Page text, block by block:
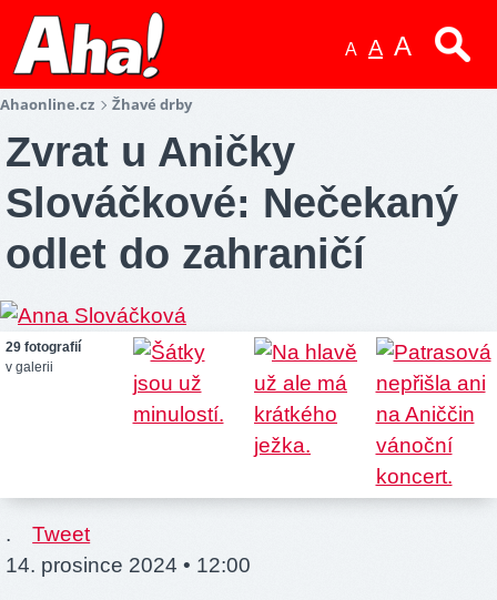
A A A
Ahaonline.cz Žhavé drby
Zvrat u Aničky
Slováčkové: Nečekaný
odlet do zahraničí
29 fotografií
v galerii
.
Tweet
14. prosince 2024 • 12:00